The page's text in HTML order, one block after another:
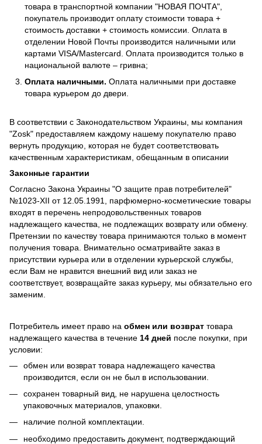
товара в транспортной компании "НОВАЯ ПОЧТА",
покупатель производит оплату стоимости товара +
стоимость доставки + стоимость комиссии. Оплата в
отделении Новой Почты производится наличными или
картами VISA/Mastercard. Оплата производится только в
национальной валюте – гривна;
Оплата наличными. Оплата наличными при доставке
товара курьером до двери.
В соответствии с Законодательством Украины, мы компания
"Zosk" предоставляем каждому нашему покупателю право
вернуть продукцию, которая не будет соответствовать
качественным характеристикам, обещанным в описании
Законные гарантии
Согласно Закона Украины "О защите прав потребителей"
№1023-XII от 12.05.1991, парфюмерно-косметические товары
входят в перечень непродовольственных товаров
надлежащего качества, не подлежащих возврату или обмену.
Претензии по качеству товара принимаются только в момент
получения товара. Внимательно осматривайте заказ в
присутствии курьера или в отделении курьерской службы,
если Вам не нравится внешний вид или заказ не
соответствует, возвращайте заказ курьеру, мы обязательно его
заменим.
Потребитель имеет право на обмен или возврат товара
надлежащего качества в течение 14 дней после покупки, при
условии:
обмен или возврат товара надлежащего качества
производится, если он не был в использовании.
сохранен товарный вид, не нарушена целостность
упаковочных материалов, упаковки.
наличие полной комплектации.
необходимо предоставить документ, подтверждающий